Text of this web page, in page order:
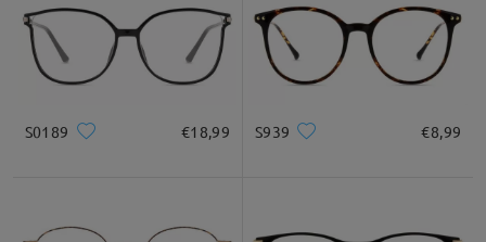
S0189 €18,99 S939 €8,99